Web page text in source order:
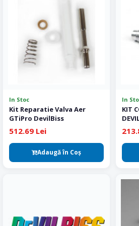
In Stoc
Kit Reparatie Valva Aer
GTiPro DevilBiss
512.69 Lei
Adaugă în Coş
In
KIT